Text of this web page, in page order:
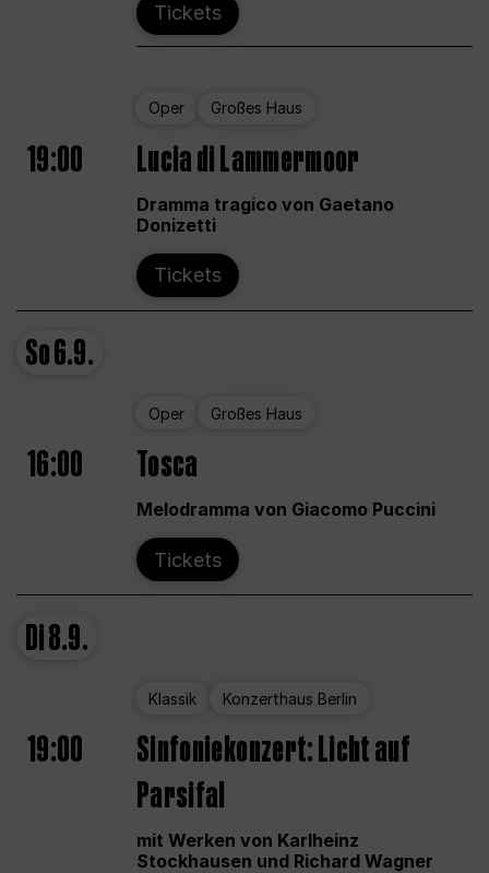
Tickets
Oper Großes Haus
19:00 Lucia di Lammermoor
Dramma tragico von Gaetano
Donizetti
Tickets
So6.9.
Oper Großes Haus
16:00 Tosca
Melodramma von Giacomo Puccini
Tickets
Di8.9.
Klassik Konzerthaus Berlin
19:00
Sinfoniekonzert: Licht auf
Parsifal
mit Werken von Karlheinz
Stockhausen und Richard Wagner